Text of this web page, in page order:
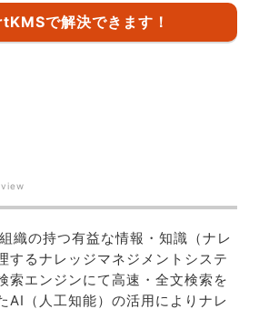
で解決できます！
織の持つ有益な情報・知識（ナレ
するナレッジマネジメントシステ
索エンジンにて高速・全文検索を
AI（人工知能）の活用によりナレ